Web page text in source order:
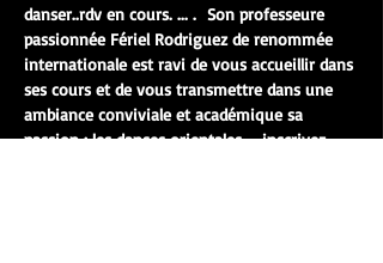
danser..rdv en cours. ... .  Son professeure
passionnée Fériel Rodriguez de renommée
internationale est ravi de vous accueillir dans
ses cours et de vous transmettre dans une
ambiance conviviale et académique sa
passion ; les danses orientales ... inscrivez